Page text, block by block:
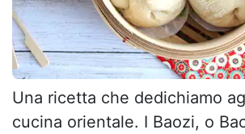
Una ricetta che dedichiamo
cucina orientale. I Baozi, o